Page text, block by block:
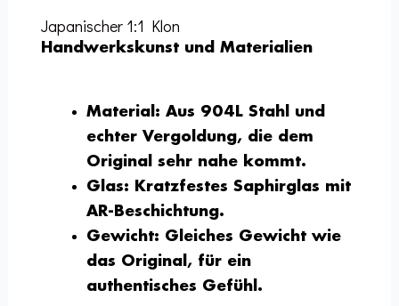
Japanischer 1:1 Klon
Handwerkskunst und Materialien
Material: Aus 904L Stahl und
echter Vergoldung, die dem
Original sehr nahe kommt.
Glas: Kratzfestes Saphirglas mit
AR-Beschichtung.
Gewicht: Gleiches Gewicht wie
das Original, für ein
authentisches Gefühl.